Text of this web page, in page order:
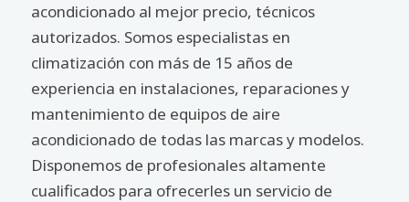
acondicionado al mejor precio, técnicos
autorizados. Somos especialistas en
climatización con más de 15 años de
experiencia en instalaciones, reparaciones y
mantenimiento de equipos de aire
acondicionado de todas las marcas y modelos.
Disponemos de profesionales altamente
cualificados para ofrecerles un servicio de